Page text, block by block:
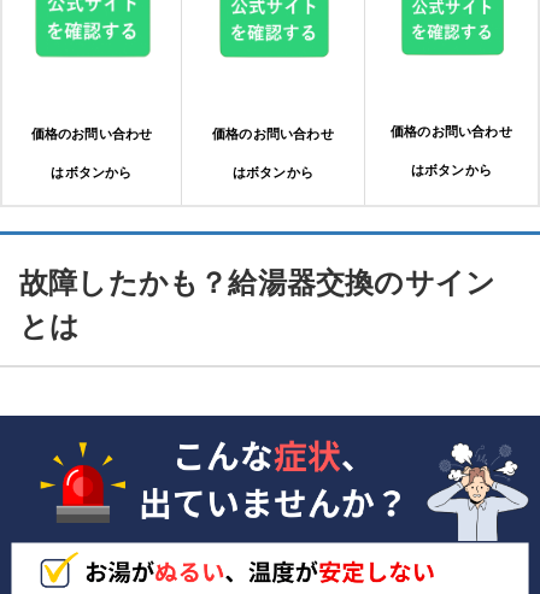
価格のお問い合わせ
はボタンから
価格のお問い合わせ
はボタンから
価格のお問い合わせ
はボタンから
故障したかも？給湯器交換のサイン
とは